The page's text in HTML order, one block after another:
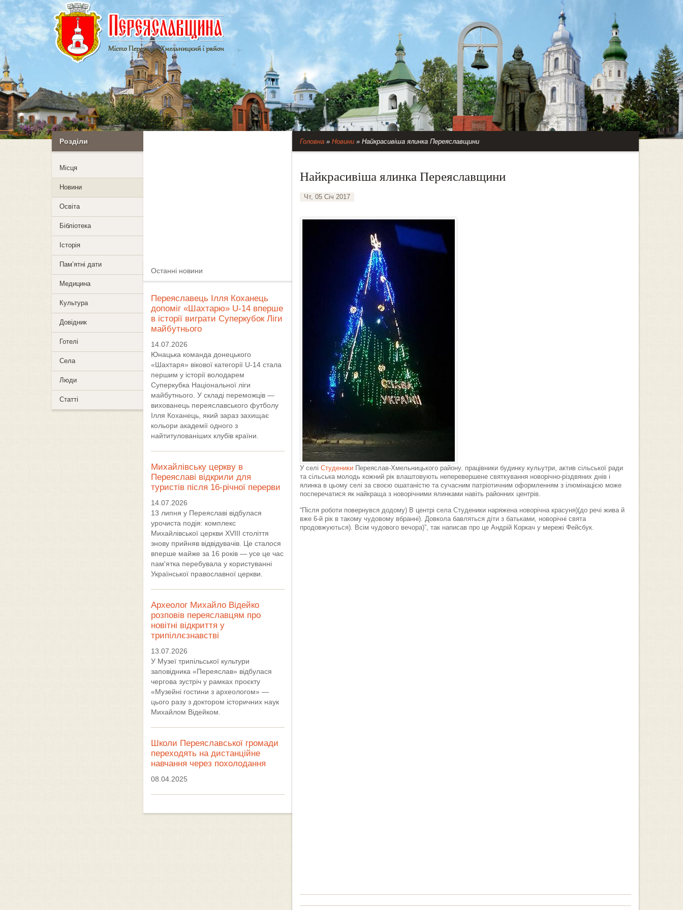
Розділи
Mісця
Новини
Освіта
Бібліотека
Історія
Пам’ятні дати
Медицина
Культура
Довідник
Готелі
Села
Люди
Статті
Останні новини
Переяславець Ілля Коханець
допоміг «Шахтарю» U-14 вперше
в історії виграти Суперкубок Ліги
майбутнього
14.07.2026
Юнацька команда донецького
«Шахтаря» вікової категорії U-14 стала
першим у історії володарем
Суперкубка Національної ліги
майбутнього. У складі переможців —
вихованець переяславського футболу
Ілля Коханець, який зараз захищає
кольори академії одного з
найтитулованіших клубів країни.
Михайлівську церкву в
Переяславі відкрили для
туристів після 16-річної перерви
14.07.2026
13 липня у Переяславі відбулася
урочиста подія: комплекс
Михайлівської церкви XVIII століття
знову прийняв відвідувачів. Це сталося
вперше майже за 16 років — усе це час
пам'ятка перебувала у користуванні
Української православної церкви.
Археолог Михайло Відейко
розповів переяславцям про
новітні відкриття у
трипіллєзнавстві
13.07.2026
У Музеї трипільської культури
заповідника «Переяслав» відбулася
чергова зустріч у рамках проєкту
«Музейні гостини з археологом» —
цього разу з доктором історичних наук
Михайлом Відейком.
Школи Переяславської громади
переходять на дистанційне
навчання через похолодання
08.04.2025
Головна» Новини» Найкрасивіша ялинка Переяславщини
Найкрасивіша ялинка Переяславщини
Чт, 05 Січ 2017
У селі СтуденикиПереяслав-Хмельницького району. працівники будинку кульутри, актив сільської ради
та сільська молодь кожний рік влаштовують неперевершене святкування новорічно-різдвяних днів і
ялинка в цьому селі за своєю ошатаністю та сучасним патріотичним оформленням з ілюмінацією може
посперечатися як найкраща з новорічними ялинками навіть районних центрів.
“Після роботи повернувся додому) В центрі села Студеники наряжена новорічна красуня)(до речі жива й
вже 6-й рік в такому чудовому вбранні). Довкола бавляться діти з батьками, новорічні свята
продовжуються). Всім чудового вечора)”, так написав про це Андрій Коркач у мережі Фейсбук.